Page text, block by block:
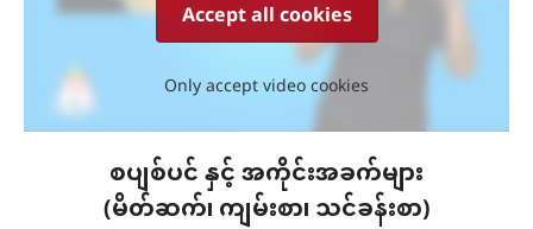
Accept all cookies
Only accept video cookies
စပျစ်ပင် နှင့် အကိုင်းအခက်များ
(မိတ်ဆက်၊ ကျမ်းစာ၊ သင်ခန်းစာ)